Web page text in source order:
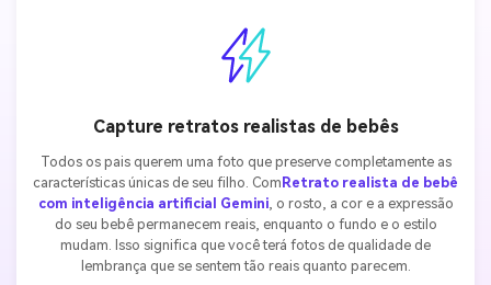
Capture retratos realistas de bebês
Todos os pais querem uma foto que preserve completamente as
características únicas de seu filho. Com Retrato realista de bebê
com inteligência artificial Gemini, o rosto, a cor e a expressão
do seu bebê permanecem reais, enquanto o fundo e o estilo
mudam. Isso significa que você terá fotos de qualidade de
lembrança que se sentem tão reais quanto parecem.